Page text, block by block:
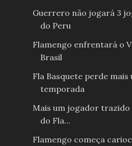
Guerrero não jogará 3
do Peru
Flamengo enfrentará o
Brasil
Fla Basquete perde
temporada
Mais um jogador trazido
do Fla...
Flamengo começa